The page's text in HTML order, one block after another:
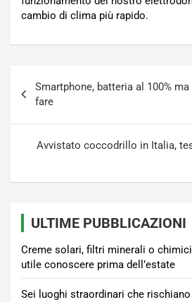
cambio di clima più rapido.
articoli
Smartphone, batteria al 100%
fare
Avvistato coccodrillo in Italia,
ULTIME PUBBLICAZIONI
Creme solari, filtri minerali o
utile conoscere prima dell’estate
Sei luoghi straordinari che